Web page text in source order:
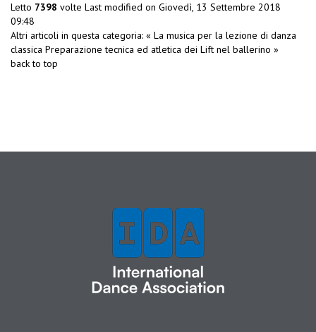
Letto 7398 volte Last modified on Giovedì, 13 Settembre 2018
09:48
Altri articoli in questa categoria: « La musica per la lezione di danza
classica Preparazione tecnica ed atletica dei Lift nel ballerino »
back to top